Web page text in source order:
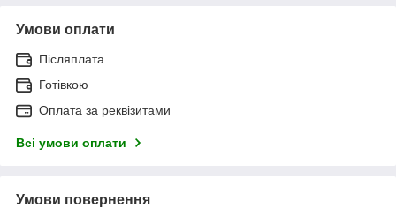
Умови оплати
Післяплата
Готівкою
Оплата за реквізитами
Всі умови оплати
Умови повернення